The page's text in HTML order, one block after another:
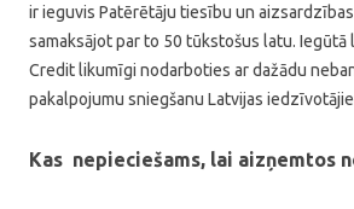
ir ieguvis Patērētāju tiesību un
samaksājot par to 50 tūkstošus latu. Iegūtā
Credit likumīgi nodarboties ar dažādu
pakalpojumu sniegšanu Latvijas
Kas nepieciešams, lai aizņemtos